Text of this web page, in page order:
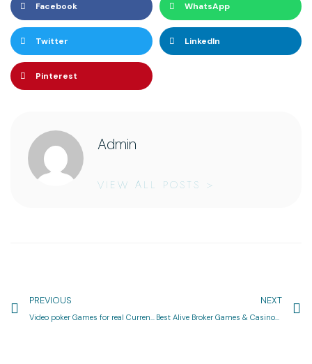
Facebook WhatsApp
Twitter LinkedIn
Pinterest
Admin
VIEW ALL POSTS >
PREVIOUS
Video poker Games for real Currency pokiespins within the broker jane blonde output uk Bovada
NEXT
Best Alive Broker Games & Casinos 2025 pokie spins casino Expert Examined